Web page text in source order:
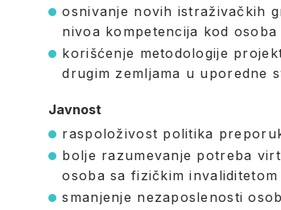
osnivanje novih istraživačkih
nivoa kompetencija kod
korišćenje metodologije
drugim zemljama u uporedne
Javnost
raspoloživost politika
bolje razumevanje potreba
osoba sa fizičkim invaliditetom
smanjenje nezaposlenosti